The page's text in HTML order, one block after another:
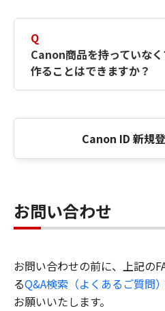
Q
Canon商品を持っていな
作ることはできますか？
Canon ID 新規
お問い合わせ
お問い合わせの前に、上記の
るQ&A検索（よくあるご質問）
お願いいたします。